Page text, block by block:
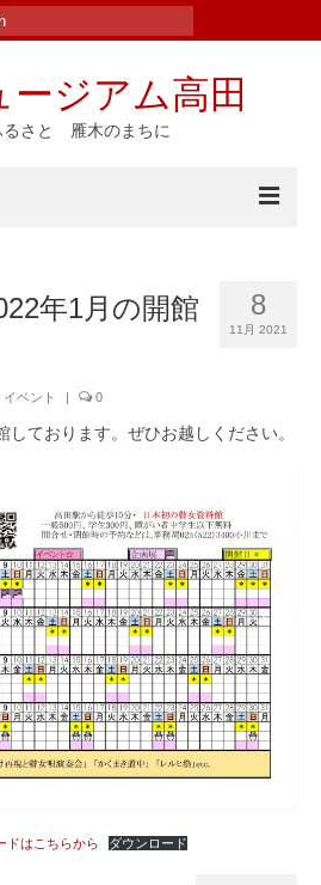
ージアム高田
るさと 雁木のまちに
田について
8
11月 2021
年1月の開館
イベント | 0
ております。ぜひお越しください。
ドはこちらから ダウンロード